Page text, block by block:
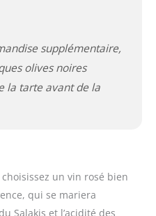
supplémentaire,
olives noires
la tarte avant de la
un vin rosé bien
qui se mariera
Salakis et l’acidité des